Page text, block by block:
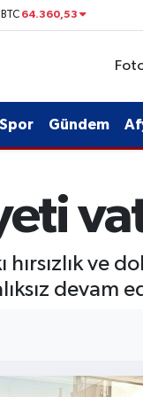
BTC 64.360,53
Spor Gündem
ve
devam